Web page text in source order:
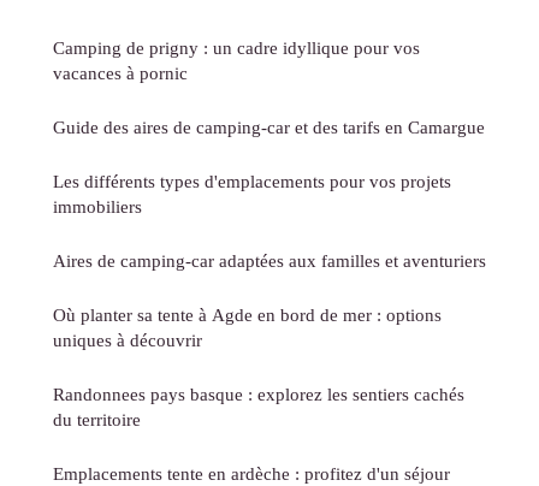
Camping de prigny : un cadre idyllique pour vos
vacances à pornic
Guide des aires de camping-car et des tarifs en Camargue
Les différents types d'emplacements pour vos projets
immobiliers
Aires de camping-car adaptées aux familles et aventuriers
Où planter sa tente à Agde en bord de mer : options
uniques à découvrir
Randonnees pays basque : explorez les sentiers cachés
du territoire
Emplacements tente en ardèche : profitez d'un séjour